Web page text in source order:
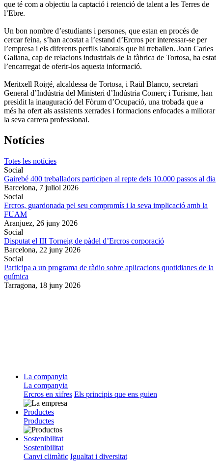
que té com a objectiu la captació i retenció de talent a les Terres de
l’Ebre.
Un bon nombre d’estudiants i persones, que estan en procés de
cercar feina, s’han acostat a l’estand d’Ercros per interessar-se per
l’empresa i els diferents perfils laborals que hi treballen. Joan Carles
Galiana, cap de relacions industrials de la fàbrica de Tortosa, ha estat
l’encarregat de oferir-los aquesta informació.
Meritxell Roigé, alcaldessa de Tortosa, i Raül Blanco, secretari
General d’Indústria del Ministeri d’Indústria Comerç i Turisme, han
presidit la inauguració del Fòrum d’Ocupació, una trobada que a
més ha ofert als assistents xerrades i formacions enfocades a millorar
la seva carrera professional.
Notícies
Totes les notícies
Social
Gairebé 400 treballadors participen al repte dels 10.000 passos al dia
Barcelona, 7 juliol 2026
Social
Ercros, guardonada pel seu compromís i la seva implicació amb la
FUAM
Aranjuez, 26 juny 2026
Social
Disputat el III Torneig de pàdel d’Ercros corporació
Barcelona, 22 juny 2026
Social
Participa a un programa de ràdio sobre aplicacions quotidianes de la
química
Tarragona, 18 juny 2026
La companyia
La companyia
Ercros en xifres Els principis que ens guien
Productes
Productes
Sostenibilitat
Sostenibilitat
Canvi climàtic Igualtat i diversitat